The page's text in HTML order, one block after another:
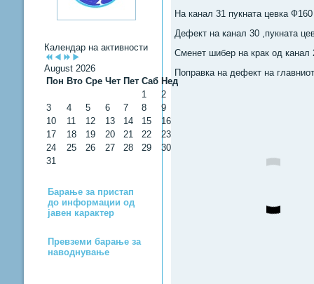
Календар на активности
August 2026
Пон Вто Сре Чет Пет Саб Нед
1
2
3
4 5 6 7 8
9
10
11 12 13 14 15
16
17
18 19 20 21 22
23
24
25 26 27 28 29
30
31
Барање за пристап
до информации од
јавен карактер
Превземи барање за
наводнување
На канал 31 пукната цевка Ф160
Дефект на канал 30 ,пукната
Сменет шибер на крак од канал
Поправка на дефект на